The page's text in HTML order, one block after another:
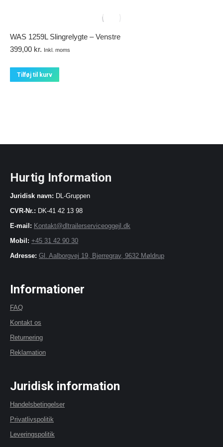
WAS 1259L Slingrelygte – Venstre
399,00 kr. Inkl. moms
Tilføj til kurv
Hurtig Information
Juridisk navn: DL-Gruppen
CVR-Nr.: DK-41 42 13 98
E-mail: Kontakt@dltrailerserviceoggejl.dk
Mobil: +45 31 42 90 30
Adresse: Gl. Aalborgvej 19, Bjerregrav, 9632 Møldrup
Informationer
FAQ
Kontakt os
Returnering
Reklamation
Juridisk information
Handelsbetingelser
Privatlivspolitik
Leveringspolitik